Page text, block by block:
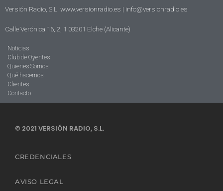
Versión Radio, S.L. www.versionradio.es | info@versionradio.es
Calle Verónica 16, 2, 1 03201 Elche (Alicante)
Noticias
Club de Oyentes
Quienes Somos
Qué hacemos
Clientes
Contacto
© 2021 VERSIÓN RADIO, S.L.
CREDENCIALES
AVISO LEGAL